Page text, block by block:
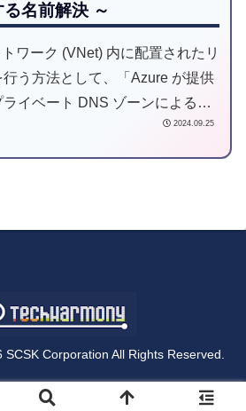
名前解決 ～
ワーク (VNet) 内に配置されたリ
う方法として、「Azure が提供
イベート DNS ゾーンによる名
DNS サーバーによる名前解決」
す。
2024.09.25
Corporation All Rights Reserved.